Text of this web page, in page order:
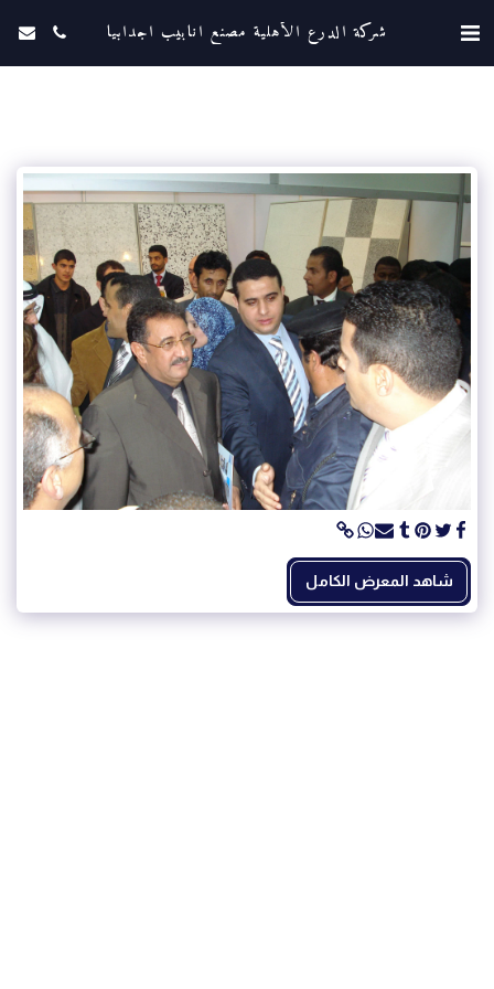
شركة الدرع الأهلية مصنع انابيب اجدابيا
شاهد المعرض الكامل